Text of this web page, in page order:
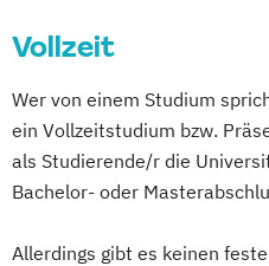
Hotellerie und
und Reisevertrieb
Vollzeit
Wer von einem Studium
ein Vollzeitstudium bzw.
als Studierende/r die
Bachelor- oder
Allerdings gibt es keinen